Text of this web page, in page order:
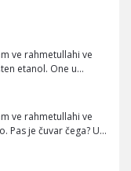
ve rahmetullahi ve
etanol. One u…
ve rahmetullahi ve
Pas je čuvar čega? U…